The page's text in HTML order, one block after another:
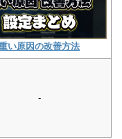
い原因の改善方法
-